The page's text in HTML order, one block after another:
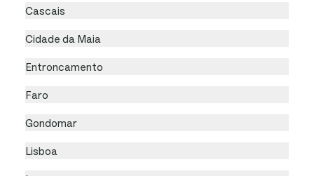
Cascais
Cidade da Maia
Entroncamento
Faro
Gondomar
Lisboa